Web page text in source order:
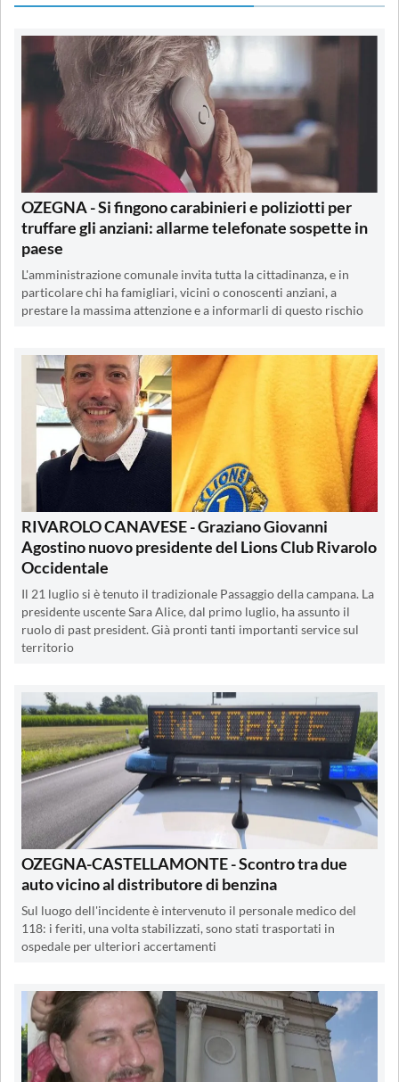
OZEGNA - Si fingono carabinieri e poliziotti per
truffare gli anziani: allarme telefonate sospette in
paese
L'amministrazione comunale invita tutta la cittadinanza, e in
particolare chi ha famigliari, vicini o conoscenti anziani, a
prestare la massima attenzione e a informarli di questo rischio
RIVAROLO CANAVESE - Graziano Giovanni
Agostino nuovo presidente del Lions Club Rivarolo
Occidentale
Il 21 luglio si è tenuto il tradizionale Passaggio della campana. La
presidente uscente Sara Alice, dal primo luglio, ha assunto il
ruolo di past president. Già pronti tanti importanti service sul
territorio
OZEGNA-CASTELLAMONTE - Scontro tra due
auto vicino al distributore di benzina
Sul luogo dell'incidente è intervenuto il personale medico del
118: i feriti, una volta stabilizzati, sono stati trasportati in
ospedale per ulteriori accertamenti